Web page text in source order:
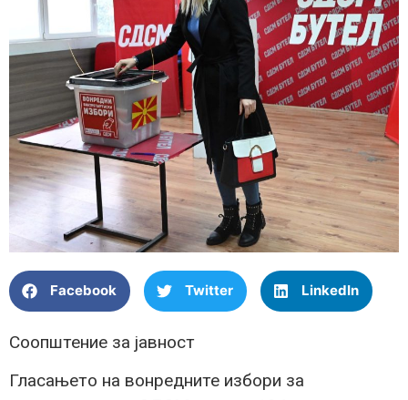
Facebook Twitter LinkedIn
Соопштение за јавност
Гласањето на вонредните избори за